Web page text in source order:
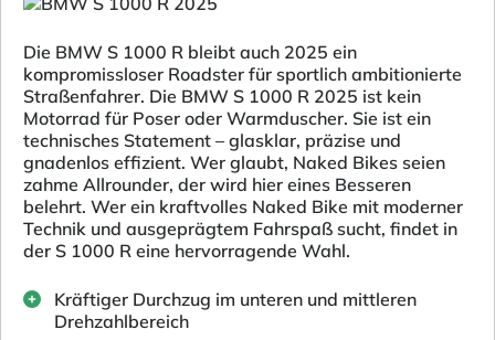
Die BMW S 1000 R bleibt auch 2025 ein
kompromissloser Roadster für sportlich ambitionierte
Straßenfahrer. Die BMW S 1000 R 2025 ist kein
Motorrad für Poser oder Warmduscher. Sie ist ein
technisches Statement – glasklar, präzise und
gnadenlos effizient. Wer glaubt, Naked Bikes seien
zahme Allrounder, der wird hier eines Besseren
belehrt. Wer ein kraftvolles Naked Bike mit moderner
Technik und ausgeprägtem Fahrspaß sucht, findet in
der S 1000 R eine hervorragende Wahl.
Kräftiger Durchzug im unteren und mittleren
Drehzahlbereich